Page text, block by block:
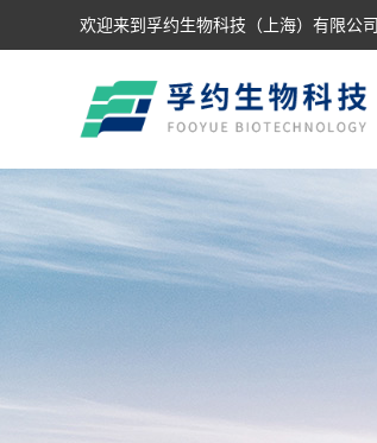
欢迎来到孚约生物科技（上海）有限公司